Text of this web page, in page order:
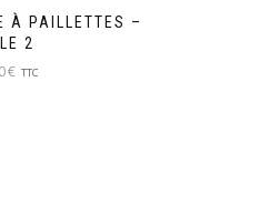
À PAILLETTES –
2
€ TTC